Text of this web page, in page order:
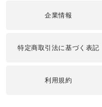
企業情報
特定商取引法に基づく表記
利用規約